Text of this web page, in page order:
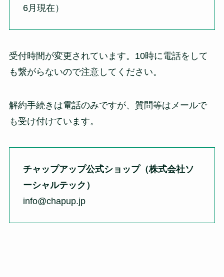
6月現在）
受付時間が変更されています。10時に電話をして
も繋がらないので注意してください。
解約手続きは電話のみですが、質問等はメールで
も受け付けています。
チャップアップ公式ショップ（株式会社ソ
ーシャルテック）
info@chapup.jp